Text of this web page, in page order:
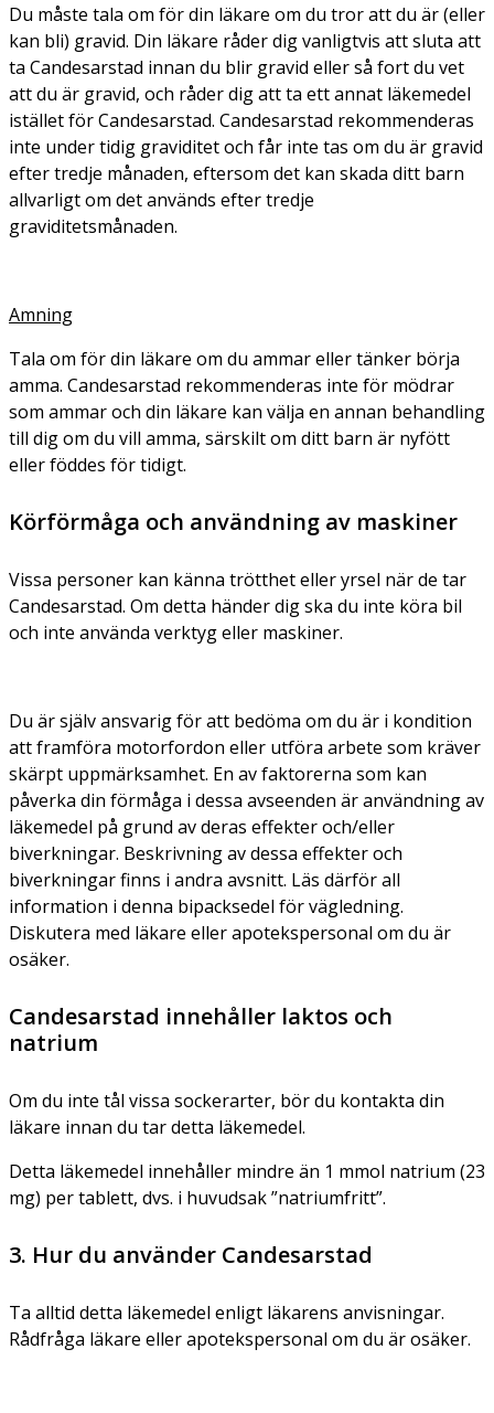
Du måste tala om för din läkare om du tror att du är (eller
kan bli) gravid. Din läkare råder dig vanligtvis att sluta att
ta Candesarstad innan du blir gravid eller så fort du vet
att du är gravid, och råder dig att ta ett annat läkemedel
istället för Candesarstad. Candesarstad rekommenderas
inte under tidig graviditet och får inte tas om du är gravid
efter tredje månaden, eftersom det kan skada ditt barn
allvarligt om det används efter tredje
graviditetsmånaden.
Amning
Tala om för din läkare om du ammar eller tänker börja
amma. Candesarstad rekommenderas inte för mödrar
som ammar och din läkare kan välja en annan behandling
till dig om du vill amma, särskilt om ditt barn är nyfött
eller föddes för tidigt.
Körförmåga och användning av maskiner
Vissa personer kan känna trötthet eller yrsel när de tar
Candesarstad. Om detta händer dig ska du inte köra bil
och inte använda verktyg eller maskiner.
Du är själv ansvarig för att bedöma om du är i kondition
att framföra motorfordon eller utföra arbete som kräver
skärpt uppmärksamhet. En av faktorerna som kan
påverka din förmåga i dessa avseenden är användning av
läkemedel på grund av deras effekter och/eller
biverkningar. Beskrivning av dessa effekter och
biverkningar finns i andra avsnitt. Läs därför all
information i denna bipacksedel för vägledning.
Diskutera med läkare eller apotekspersonal om du är
osäker.
Candesarstad innehåller laktos och
natrium
Om du inte tål vissa sockerarter, bör du kontakta din
läkare innan du tar detta läkemedel.
Detta läkemedel innehåller mindre än 1 mmol natrium (23
mg) per tablett, dvs. i huvudsak ”natriumfritt”.
3. Hur du använder Candesarstad
Ta alltid detta läkemedel enligt läkarens anvisningar.
Rådfråga läkare eller apotekspersonal om du är osäker.